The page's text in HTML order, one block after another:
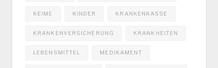
KEIME KINDER KRANKENKASSE
KRANKENVERSICHERUNG KRANKHEITEN
LEBENSMITTEL MEDIKAMENT